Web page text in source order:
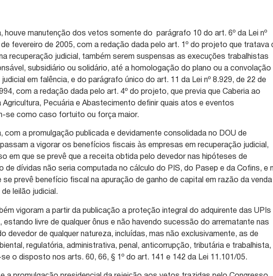
houve manutenção dos vetos somente do parágrafo 10 do art. 6º da Lei nº
de fevereiro de 2005, com a redação dada pelo art. 1º do projeto que tratava
recuperação judicial, também serem suspensas as execuções trabalhistas
subsidiário ou solidário, até a homologação do plano ou a convolação
em falência, e do parágrafo único do art. 11 da Lei nº 8.929, de 22 de
com a redação dada pelo art. 4º do projeto, que previa que Caberia ao
Agricultura, Pecuária e Abastecimento definir quais atos e eventos
se como caso fortuito ou força maior.
com a promulgação publicada e devidamente consolidada no DOU de
a vigorar os benefícios fiscais às empresas em recuperação judicial,
em que se prevê que a receita obtida pelo devedor nas hipóteses de
de dívidas não seria computada no cálculo do PIS, do Pasep e da Cofins, e
se prevê benefício fiscal na apuração de ganho de capital em razão da venda
leilão judicial.
vigoram a partir da publicação a proteção integral do adquirente das UPIs
estando livre de qualquer ônus e não havendo sucessão do arrematante nas
devedor de qualquer natureza, incluídas, mas não exclusivamente, as de
regulatória, administrativa, penal, anticorrupção, tributária e trabalhista,
o disposto nos arts. 60, 66, § 1º do art. 141 e 142 da Lei 11.101/05.